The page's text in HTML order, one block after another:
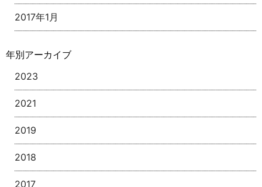
2017年1月
年別アーカイブ
2023
2021
2019
2018
2017